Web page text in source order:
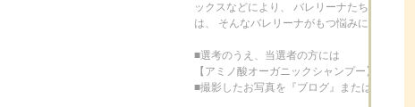
ックスなどにより、 バレリーナたちの髪や
は、 そんなバレリーナがもつ悩みに応える
■選考のうえ、当選者の方には
【アミノ酸オーガニックシャンプー】 オー
■撮影したお写真を『ブログ』または『